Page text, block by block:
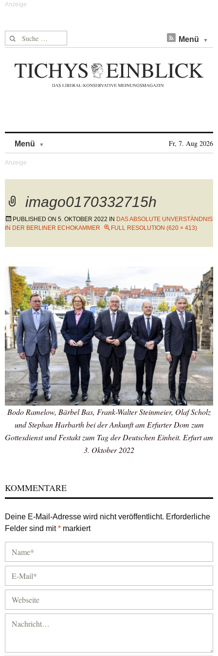
Suche nach: Menü
Menü Fr, 7. Aug 2026
imago0170332715h
PUBLISHED ON 5. OKTOBER 2022 IN DAS ABSOLUTE UNVERSTÄNDNIS
IN DER BERLINER ECHOKAMMER
FULL RESOLUTION (620 × 413)
Bodo Ramelow, Bärbel Bas, Frank-Walter Steinmeier, Olaf Scholz
und Stephan Harbarth bei der Ankunft am Erfurter Dom zum
Gottesdienst und Festakt zum Tag der Deutschen Einheit. Erfurt am
3. Oktober 2022
KOMMENTARE
Deine E-Mail-Adresse wird nicht veröffentlicht. Erforderliche
Felder sind mit* markiert